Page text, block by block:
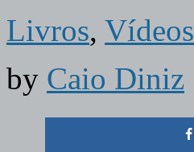
Livros, Vídeos
by Caio Diniz